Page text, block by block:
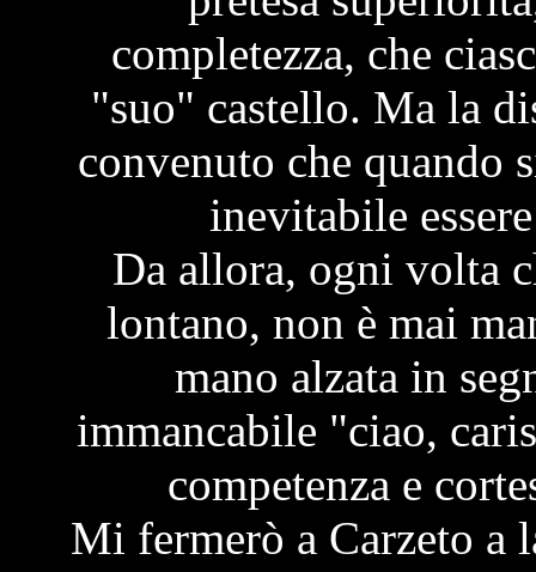
completezza, che
"suo" castello. Ma la
convenuto che quando
inevitabile
Da allora, ogni volta
lontano, non è mai
mano alzata in
immancabile "ciao,
competenza e
Mi fermerò a Carzeto a